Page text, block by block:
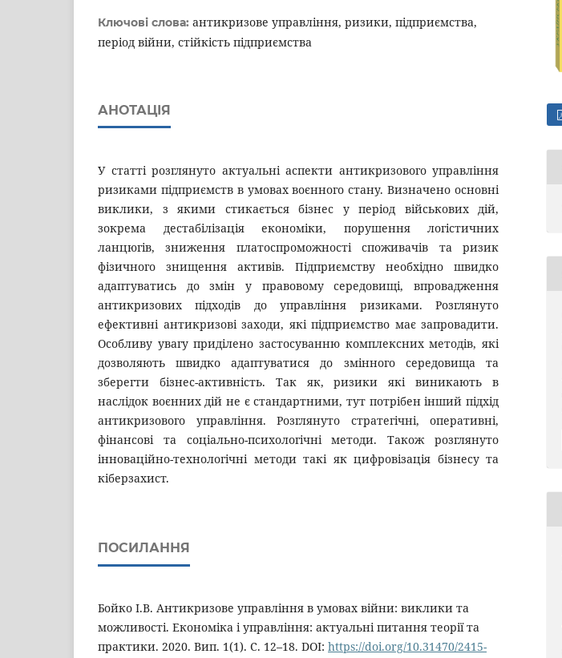
Ключові слова: антикризове управління, ризики, підприємства,
період війни, стійкість підприємства
АНОТАЦІЯ
У статті розглянуто актуальні аспекти антикризового управління
ризиками підприємств в умовах воєнного стану. Визначено основні
виклики, з якими стикається бізнес у період військових дій,
зокрема дестабілізація економіки, порушення логістичних
ланцюгів, зниження платоспроможності споживачів та ризик
фізичного знищення активів. Підприємству необхідно швидко
адаптуватись до змін у правовому середовищі, впровадження
антикризових підходів до управління ризиками. Розглянуто
ефективні антикризові заходи, які підприємство має запровадити.
Особливу увагу приділено застосуванню комплексних методів, які
дозволяють швидко адаптуватися до змінного середовища та
зберегти бізнес-активність. Так як, ризики які виникають в
наслідок воєнних дій не є стандартними, тут потрібен інший підхід
антикризового управління. Розглянуто стратегічні, оперативні,
фінансові та соціально-психологічні методи. Також розглянуто
інноваційно-технологічні методи такі як цифровізація бізнесу та
кіберзахист.
ПОСИЛАННЯ
Бойко І.В. Антикризове управління в умовах війни: виклики та
можливості. Економіка і управління: актуальні питання теорії та
практики. 2020. Вип. 1(1). С. 12–18. DOI: https://doi.org/10.31470/2415-